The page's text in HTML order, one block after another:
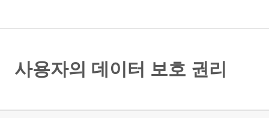
사용자의 데이터 보호 권리